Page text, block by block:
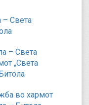
– Света
– Света
„Света
во хармот